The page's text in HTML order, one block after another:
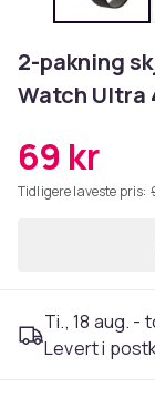
2-pakning
Watch Ultra
69 kr
Tidligere laveste pris:
Ti., 18 aug. -
Levert i